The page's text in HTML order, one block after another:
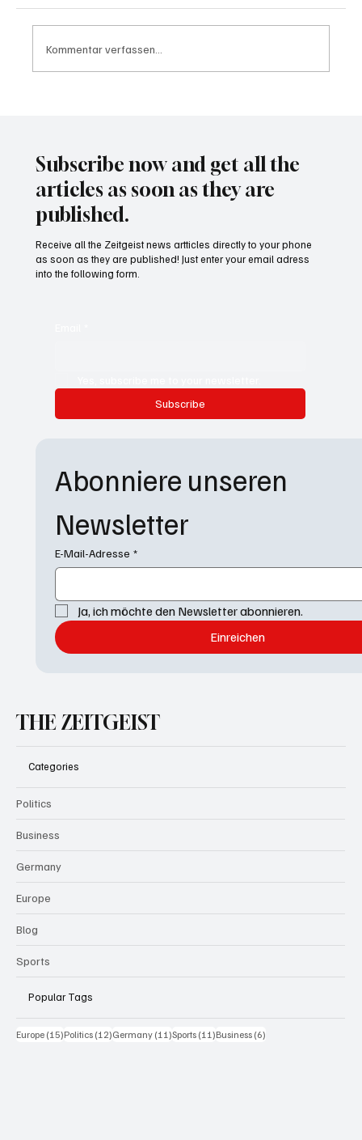
Kommentar verfassen...
Subscribe now and get all the
articles as soon as they are
published.
Subscribe
Receive all the Zeitgeist news artticles directly to your phone
as soon as they are published! Just enter your email adress
into the following form.
Abonniere unseren
Newsletter
E-Mail-Adresse *
Ja, ich möchte den Newsletter abonnieren.
Einreichen
THE ZEITGEIST
Categories
Politics
Business
Germany
Europe
Blog
Sports
Popular Tags
Europe (15)15 Beiträge
Politics (12)12 Beiträge
Germany (11)11 Beiträge
Sports (11)11 Beiträge
Business (6)